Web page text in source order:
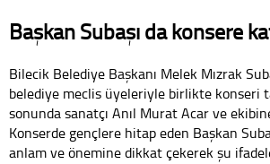
Başkan Subaşı da konsere
Bilecik Belediye Başkanı Melek Mızrak
belediye meclis üyeleriyle birlikte konseri
sonunda sanatçı Anıl Murat Acar ve
Konserde gençlere hitap eden Başkan
anlam ve önemine dikkat çekerek şu